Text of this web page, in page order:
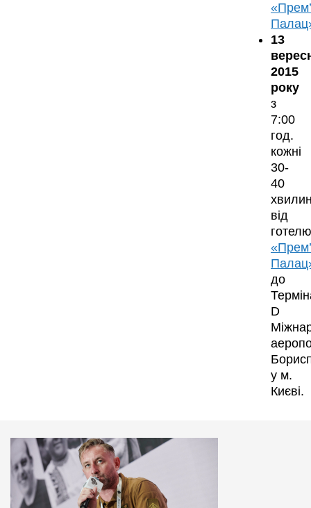
13
2015
року
з
7:00
год.
кожні
30-
40
від
готелю
до
D
у м.
Києві.